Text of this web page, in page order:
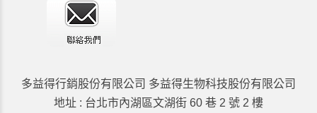
多益得行銷股份有限公司 多益得生物科技股份有限公司
地址 : 台北市內湖區文湖街 60 巷 2 號 2 樓